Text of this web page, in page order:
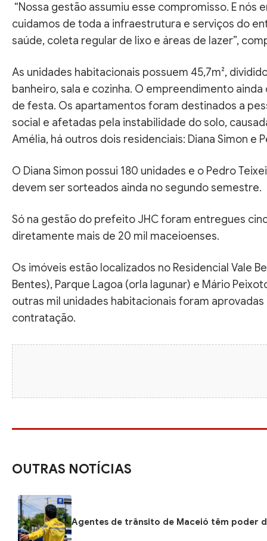
“Nossa gestão assumiu esse compromisso. E
cuidamos de toda a infraestrutura e serviços do
saúde, coleta regular de lixo e áreas de lazer”,
As unidades habitacionais possuem 45,7m²,
banheiro, sala e cozinha. O empreendimento
de festa. Os apartamentos foram destinados a
social e afetadas pela instabilidade do solo,
Amélia, há outros dois residenciais: Diana Simon e
O Diana Simon possui 180 unidades e o Pedro
devem ser sorteados ainda no segundo semestre.
Só na gestão do prefeito JHC foram entregues
diretamente mais de 20 mil maceioenses.
Os imóveis estão localizados no Residencial Vale
Bentes), Parque Lagoa (orla lagunar) e Mário
outras mil unidades habitacionais foram
contratação.
OUTRAS NOTÍCIAS
Agentes de trânsito de Maceió têm poder